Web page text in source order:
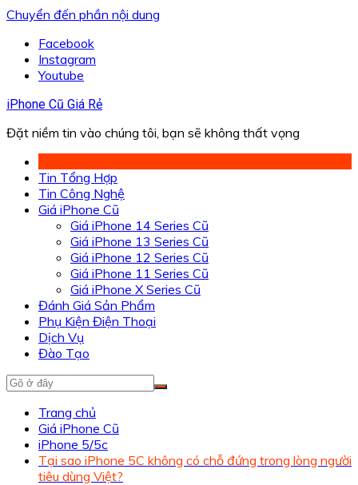
Chuyển đến phần nội dung
Facebook
Instagram
Youtube
iPhone Cũ Giá Rẻ
Đặt niềm tin vào chúng tôi, bạn sẽ không thất vọng
Tin Tổng Hợp
Tin Công Nghệ
Giá iPhone Cũ
Giá iPhone 14 Series Cũ
Giá iPhone 13 Series Cũ
Giá iPhone 12 Series Cũ
Giá iPhone 11 Series Cũ
Giá iPhone X Series Cũ
Đánh Giá Sản Phẩm
Phụ Kiện Điện Thoại
Dịch Vụ
Đào Tạo
Trang chủ
Giá iPhone Cũ
iPhone 5/5c
Tại sao iPhone 5C không có chỗ đứng trong lòng người
tiêu dùng Việt?